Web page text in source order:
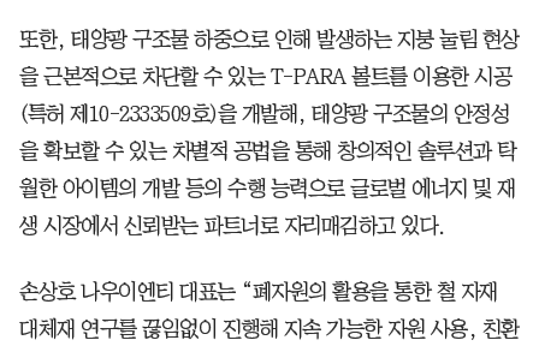
또한, 태양광 구조물 하중으로 인해 발생하는 지붕 눌림 현상
을 근본적으로 차단할 수 있는 T-PARA 볼트를 이용한 시공
(특허 제10-2333509호)을 개발해, 태양광 구조물의 안정성
을 확보할 수 있는 차별적 공법을 통해 창의적인 솔루션과 탁
월한 아이템의 개발 등의 수행 능력으로 글로벌 에너지 및 재
생 시장에서 신뢰받는 파트너로 자리매김하고 있다.
손상호 나우이엔티 대표는 “폐자원의 활용을 통한 철 자재
대체재 연구를 끊임없이 진행해 지속 가능한 자원 사용, 친환